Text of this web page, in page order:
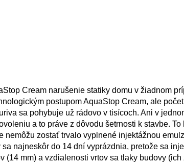
Cream narušenie statiky domu v žiadnom
postupom AquaStop Cream, ale
sa pohybuje už rádovo v tisícoch. Ani v
a to práve z dôvodu šetrnosti k stavbe.
zostať trvalo vyplnené injektážnou
najneskôr do 14 dní vyprázdnia, pretože sa
(14 mm) a vzdialenosti vrtov sa tlaky budovy